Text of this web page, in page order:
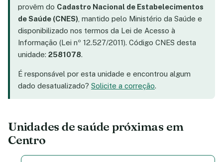
provêm do Cadastro Nacional de Estabelecimentos
de Saúde (CNES) , mantido pelo Ministério da Saúde e
disponibilizado nos termos da Lei de Acesso à
Informação (Lei nº 12.527/2011). Código CNES desta
unidade: 2581078.
É responsável por esta unidade e encontrou algum
dado desatualizado? Solicite a correção.
Unidades de saúde próximas em
Centro